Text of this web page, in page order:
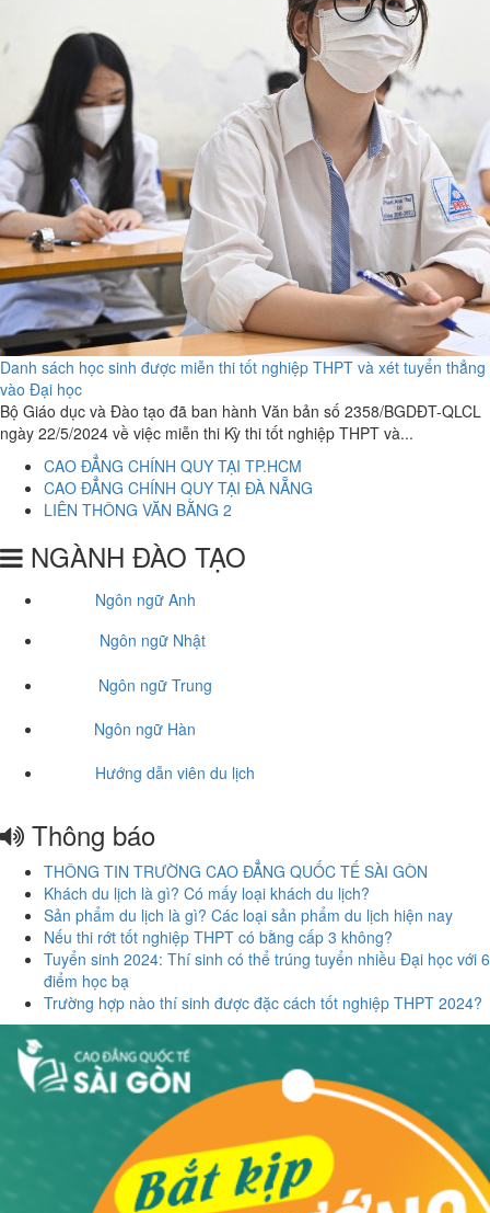
Danh sách học sinh được miễn thi tốt nghiệp THPT và xét tuyển thẳng
vào Đại học
Bộ Giáo dục và Đào tạo đã ban hành Văn bản số 2358/BGDĐT-QLCL
ngày 22/5/2024 về việc miễn thi Kỳ thi tốt nghiệp THPT và...
CAO ĐẲNG CHÍNH QUY TẠI TP.HCM
CAO ĐẲNG CHÍNH QUY TẠI ĐÀ NẴNG
LIÊN THÔNG VĂN BẰNG 2
NGÀNH ĐÀO TẠO
Ngôn ngữ Anh
Ngôn ngữ Nhật
Ngôn ngữ Trung
Ngôn ngữ Hàn
Hướng dẫn viên du lịch
Thông báo
THÔNG TIN TRƯỜNG CAO ĐẲNG QUỐC TẾ SÀI GÒN
Khách du lịch là gì? Có mấy loại khách du lịch?
Sản phẩm du lịch là gì? Các loại sản phẩm du lịch hiện nay
Nếu thi rớt tốt nghiệp THPT có bằng cấp 3 không?
Tuyển sinh 2024: Thí sinh có thể trúng tuyển nhiều Đại học với 6
điểm học bạ
Trường hợp nào thí sinh được đặc cách tốt nghiệp THPT 2024?